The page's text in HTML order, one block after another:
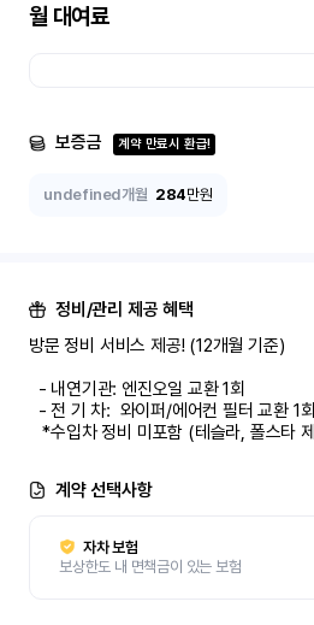
월 대여료
보증금 계약 만료시 환급!
undefined개월 284만원
정비/관리 제공 혜택
방문 정비 서비스 제공! (12개월 기준)
*수입차 정비 미포함 (테슬라, 폴스타
계약 선택사항
자차 보험
보상한도 내 면책금이 있는 보험